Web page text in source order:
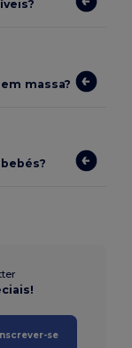
massa?
Inscrever-se